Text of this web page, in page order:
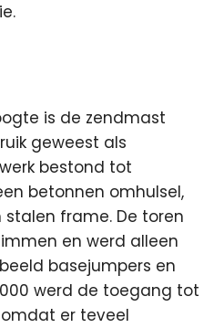
is de zendmast
geweest als
bestond tot
betonnen omhulsel,
frame. De toren
en werd alleen
basejumpers en
werd de toegang tot
er teveel